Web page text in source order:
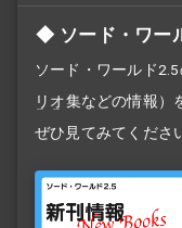
ソード・ワー
ソード・ワールド
リオ集などの情報）
ぜひ見てみてくださ